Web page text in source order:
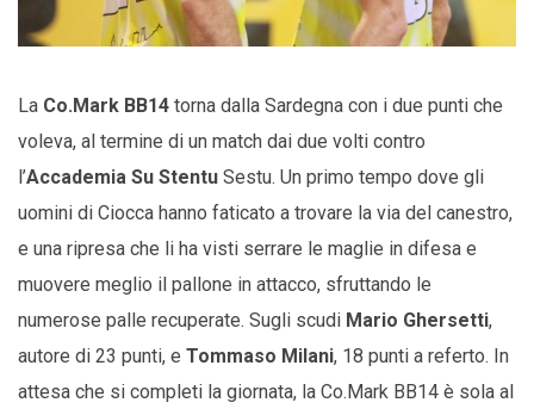
La Co.Mark BB14 torna dalla Sardegna con i due punti che
voleva, al termine di un match dai due volti contro
l’Accademia Su Stentu Sestu. Un primo tempo dove gli
uomini di Ciocca hanno faticato a trovare la via del canestro,
e una ripresa che li ha visti serrare le maglie in difesa e
muovere meglio il pallone in attacco, sfruttando le
numerose palle recuperate. Sugli scudi Mario Ghersetti,
autore di 23 punti, e Tommaso Milani, 18 punti a referto. In
attesa che si completi la giornata, la Co.Mark BB14 è sola al